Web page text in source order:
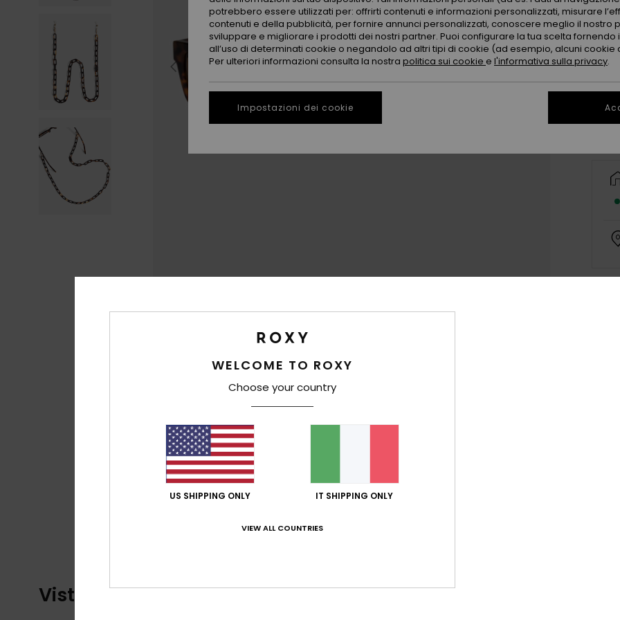
Visti di recente
WELCOME TO ROXY
Choose your country
US SHIPPING ONLY IT SHIPPING ONLY
VIEW ALL COUNTRIES
potrebbero essere utilizzati per: offrirti contenuti e informazioni personalizzati, misurare
contenuti e della pubblicità, per fornire annunci personalizzati, conoscere meglio il nostro
sviluppare e migliorare i prodotti dei nostri partner. Puoi configurare la tua scelta fornendo
all’uso di determinati cookie o negandolo ad altri tipi di cookie (ad esempio, alcuni cookie
Per ulteriori informazioni consulta la nostra politica sui cookie e l'informativa sulla privacy.
Impostazioni dei cookie